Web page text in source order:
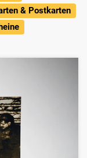
& Postkarten